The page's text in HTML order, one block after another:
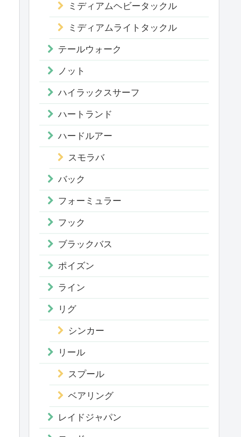
ミディアムヘビータックル
ミディアムライトタックル
テールウォーク
ノット
ハイラックスサーフ
ハートランド
ハードルアー
スモラバ
バック
フォーミュラー
フック
ブラックバス
ポイズン
ライン
リグ
シンカー
リール
スプール
ベアリング
レイドジャパン